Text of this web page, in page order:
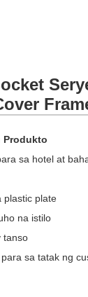
Produkto
sa hotel at
plastic plate
na istilo
tanso
sa tatak ng